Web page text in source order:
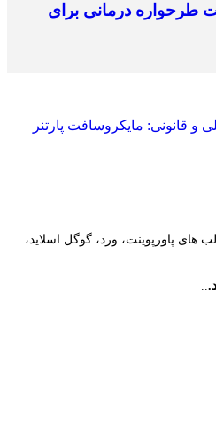
طرحواره درمانی برای
قانونی: مایکروسافت پارتنر
های پاورپوینت، ورد، گوگل اسلاید،